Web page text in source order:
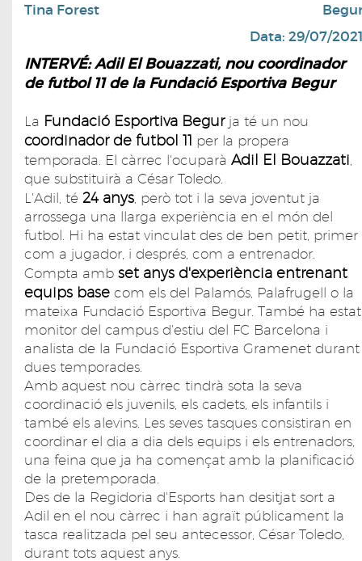
Tina Forest
Data: 29/07/
INTERVÉ: Adil El Bouazzati, nou coordinador
de futbol 11 de la Fundació Esportiva Begur
La Fundació Esportiva Begurja té un nou
coordinador de futbol 11 per la propera
temporada. El càrrec l'ocuparà Adil El Bouazzati
que substituirà a César Toledo.
L'Adil, té 24 anys , però tot i la seva joventut ja
arrossega una llarga experiència en el món del
futbol. Hi ha estat vinculat des de ben petit, primer
com a jugador, i després, com a entrenador.
Compta amb set anys d'experiència entrenant
equips base com els del Palamós, Palafrugell o la
mateixa Fundació Esportiva Begur. També ha estat
monitor del campus d'estiu del FC Barcelona i
analista de la Fundació Esportiva Gramenet durant
dues temporades.
Amb aquest nou càrrec tindrà sota la seva
coordinació els juvenils, els cadets, els infantils i
també els alevins. Les seves tasques consistiran en
coordinar el dia a dia dels equips i els entrenadors,
una feina que ja ha començat amb la planificació
de la pretemporada.
Des de la Regidoria d'Esports han desitjat sort a
Adil en el nou càrrec i han agraït públicament la
tasca realitzada pel seu antecessor, César Toledo,
durant tots aquest anys.